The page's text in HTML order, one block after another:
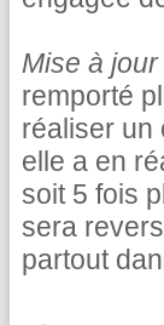
Mise à
remporté
réaliser un
elle a en
soit 5 fois
sera
partout